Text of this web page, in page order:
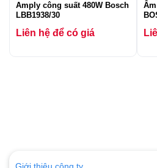
Amply công suất 480W Bosch
LBB1938/30
Liên hệ để có giá